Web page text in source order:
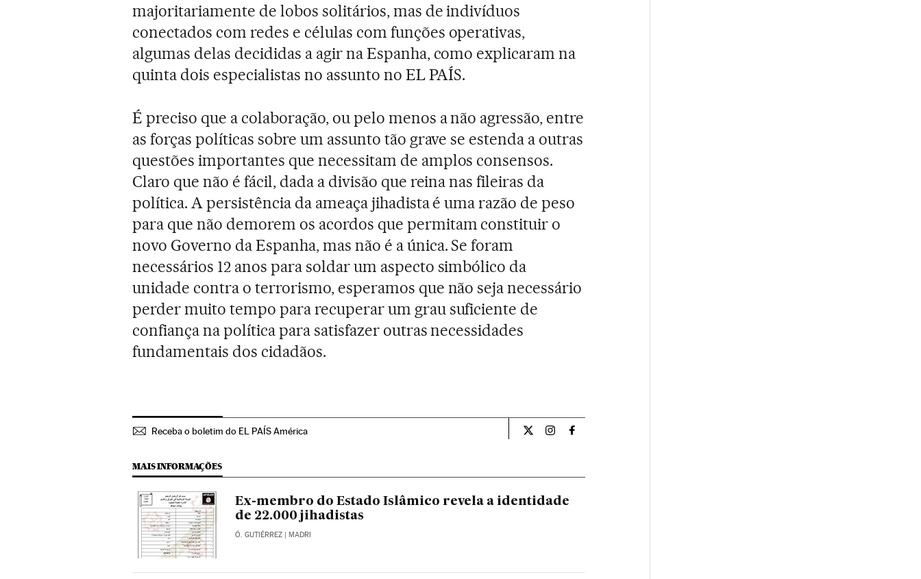
majoritariamente de lobos solitários, mas de indivíduos
conectados com redes e células com funções operativas,
algumas delas decididas a agir na Espanha, como explicaram na
quinta dois especialistas no assunto no EL PAÍS.
É preciso que a colaboração, ou pelo menos a não agressão, entre
as forças políticas sobre um assunto tão grave se estenda a outras
questões importantes que necessitam de amplos consensos.
Claro que não é fácil, dada a divisão que reina nas fileiras da
política. A persistência da ameaça jihadista é uma razão de peso
para que não demorem os acordos que permitam constituir o
novo Governo da Espanha, mas não é a única. Se foram
necessários 12 anos para soldar um aspecto simbólico da
unidade contra o terrorismo, esperamos que não seja necessário
perder muito tempo para recuperar um grau suficiente de
confiança na política para satisfazer outras necessidades
fundamentais dos cidadãos.
Receba o boletim do EL PAÍS América Opiniao El País Brasil en Twitter
Opiniao El País Brasil en Instagram
Opiniao El País Brasil en Facebook
MAIS INFORMAÇÕES
Ex-membro do Estado Islâmico revela a identidade
de 22.000 jihadistas
Ó. GUTIÉRREZ | MADRI